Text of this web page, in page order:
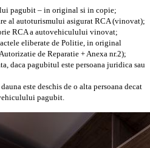
pagubit – in original si in copie;
al autoturismului asigurat RCA (vinovat);
RCA a autovehiculului vinovat;
eliberate de Politie, in original
de Reparatie + Anexa nr.2);
daca pagubitul este persoana juridica sau
este deschis de o alta persoana decat
pagubit.